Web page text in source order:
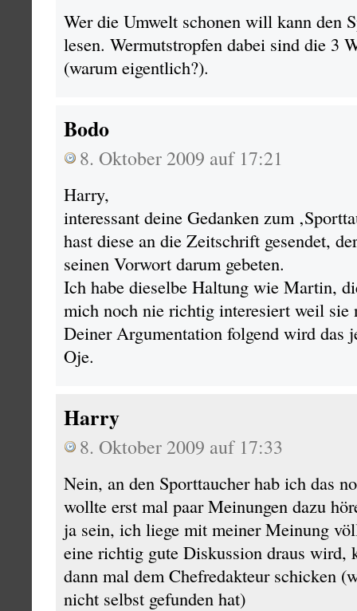
Wer die Umwelt schonen will kann den
lesen. Wermutstropfen dabei sind die 3
(warum eigentlich?).
Bodo
8. Oktober 2009 auf 17:21
Harry,
interessant deine Gedanken zum
hast diese an die Zeitschrift gesendet,
seinen Vorwort darum gebeten.
Ich habe dieselbe Haltung wie Martin,
mich noch nie richtig interesiert weil sie
Deiner Argumentation folgend wird das
Oje.
Harry
8. Oktober 2009 auf 17:33
Nein, an den Sporttaucher hab ich das
wollte erst mal paar Meinungen dazu
ja sein, ich liege mit meiner Meinung
eine richtig gute Diskussion draus wird,
dann mal dem Chefredakteur schicken
nicht selbst gefunden hat)